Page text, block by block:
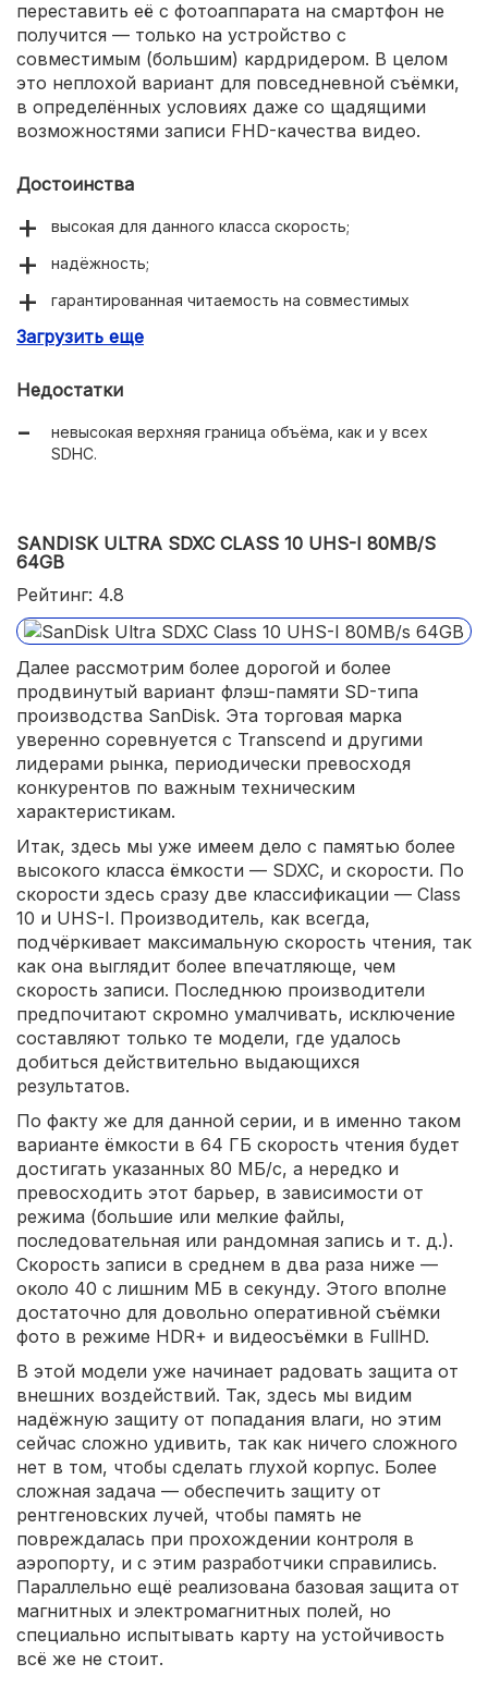
переставить её с фотоаппарата на смартфон не
получится — только на устройство с
совместимым (большим) кардридером. В целом
это неплохой вариант для повседневной съёмки,
в определённых условиях даже со щадящими
возможностями записи FHD-качества видео.
Достоинства
высокая для данного класса скорость;
надёжность;
гарантированная читаемость на совместимых
5 лет производственной гарантии.
Загрузить еще
Недостатки
невысокая верхняя граница объёма, как и у всех
SDHC.
SANDISK ULTRA SDXC CLASS 10 UHS-I 80MB/S
64GB
Рейтинг: 4.8
Далее рассмотрим более дорогой и более
продвинутый вариант флэш-памяти SD-типа
производства SanDisk. Эта торговая марка
уверенно соревнуется с Transcend и другими
лидерами рынка, периодически превосходя
конкурентов по важным техническим
характеристикам.
Итак, здесь мы уже имеем дело с памятью более
высокого класса ёмкости — SDXC, и скорости. По
скорости здесь сразу две классификации — Class
10 и UHS-I. Производитель, как всегда,
подчёркивает максимальную скорость чтения, так
как она выглядит более впечатляюще, чем
скорость записи. Последнюю производители
предпочитают скромно умалчивать, исключение
составляют только те модели, где удалось
добиться действительно выдающихся
результатов.
По факту же для данной серии, и в именно таком
варианте ёмкости в 64 ГБ скорость чтения будет
достигать указанных 80 МБ/с, а нередко и
превосходить этот барьер, в зависимости от
режима (большие или мелкие файлы,
последовательная или рандомная запись и т. д.).
Скорость записи в среднем в два раза ниже —
около 40 с лишним МБ в секунду. Этого вполне
достаточно для довольно оперативной съёмки
фото в режиме HDR+ и видеосъёмки в FullHD.
В этой модели уже начинает радовать защита от
внешних воздействий. Так, здесь мы видим
надёжную защиту от попадания влаги, но этим
сейчас сложно удивить, так как ничего сложного
нет в том, чтобы сделать глухой корпус. Более
сложная задача — обеспечить защиту от
рентгеновских лучей, чтобы память не
повреждалась при прохождении контроля в
аэропорту, и с этим разработчики справились.
Параллельно ещё реализована базовая защита от
магнитных и электромагнитных полей, но
специально испытывать карту на устойчивость
всё же не стоит.